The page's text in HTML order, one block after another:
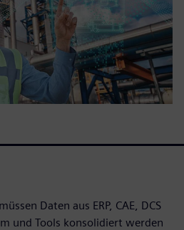
Daten aus ERP, CAE, DCS
und Tools konsolidiert werden